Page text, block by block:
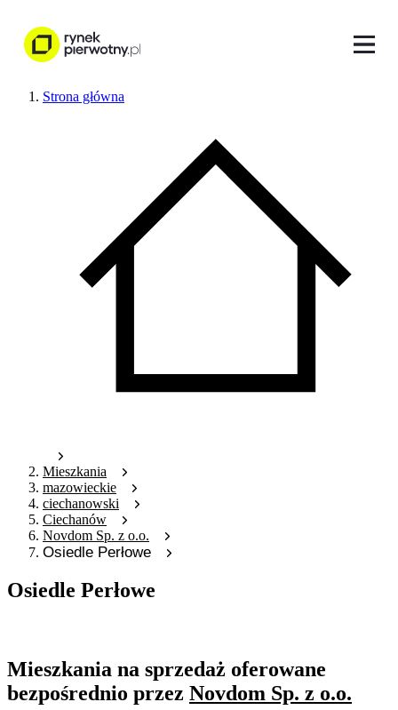
Strona główna
Mieszkania
mazowieckie
ciechanowski
Ciechanów
Novdom Sp. z o.o.
Osiedle Perłowe
Osiedle Perłowe
Mieszkania na sprzedaż oferowane
bezpośrednio przez Novdom Sp. z o.o.